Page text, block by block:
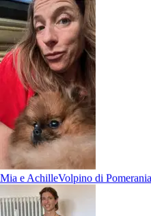
Mia e AchilleVolpino di Pomerania